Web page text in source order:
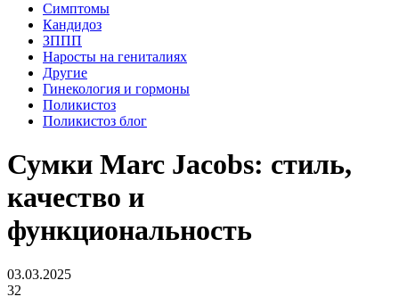
Симптомы
Кандидоз
ЗППП
Наросты на гениталиях
Другие
Гинекология и гормоны
Поликистоз
Поликистоз блог
Сумки Marc Jacobs: стиль,
качество и
функциональность
03.03.2025
32